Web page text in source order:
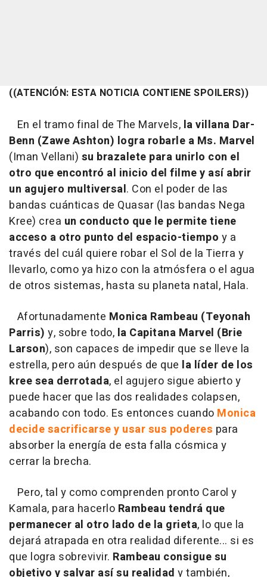
((ATENCIÓN: ESTA NOTICIA CONTIENE SPOILERS))
En el tramo final de The Marvels, la villana Dar-
Benn (Zawe Ashton) logra robarle a Ms. Marvel
(Iman Vellani) su brazalete para unirlo con el
otro que encontró al inicio del filme y así abrir
un agujero multiversal. Con el poder de las
bandas cuánticas de Quasar (las bandas Nega
Kree) crea un conducto que le permite tiene
acceso a otro punto del espacio-tiempo y a
través del cuál quiere robar el Sol de la Tierra y
llevarlo, como ya hizo con la atmósfera o el agua
de otros sistemas, hasta su planeta natal, Hala.
Afortunadamente Monica Rambeau (Teyonah
Parris) y, sobre todo, la Capitana Marvel (Brie
Larson), son capaces de impedir que se lleve la
estrella, pero aún después de que la líder de los
kree sea derrotada, el agujero sigue abierto y
puede hacer que las dos realidades colapsen,
acabando con todo. Es entonces cuando Monica
decide sacrificarse y usar sus poderes para
absorber la energía de esta falla cósmica y
cerrar la brecha.
Pero, tal y como comprenden pronto Carol y
Kamala, para hacerlo Rambeau tendrá que
permanecer al otro lado de la grieta, lo que la
dejará atrapada en otra realidad diferente... si es
que logra sobrevivir. Rambeau consigue su
objetivo y salvar así su realidad y también,